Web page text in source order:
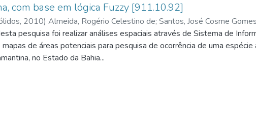
com base em lógica Fuzzy [911.10.92]
, 2010) Almeida, Rogério Celestino de; Santos, José Cosme
pesquisa foi realizar análises espaciais através de Sistema de
de áreas potenciais para pesquisa de ocorrência de uma
no Estado da Bahia...